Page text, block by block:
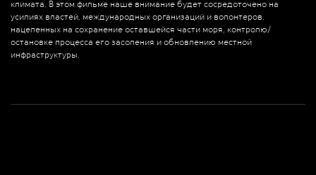
климата. В этом фильме наше внимание будет сосредоточено на
усилиях властей, международных организаций и волонтеров,
нацеленных на сохранение оставшейся части моря, контролю/
остановке процесса его засоления и обновлению местной
инфраструктуры.